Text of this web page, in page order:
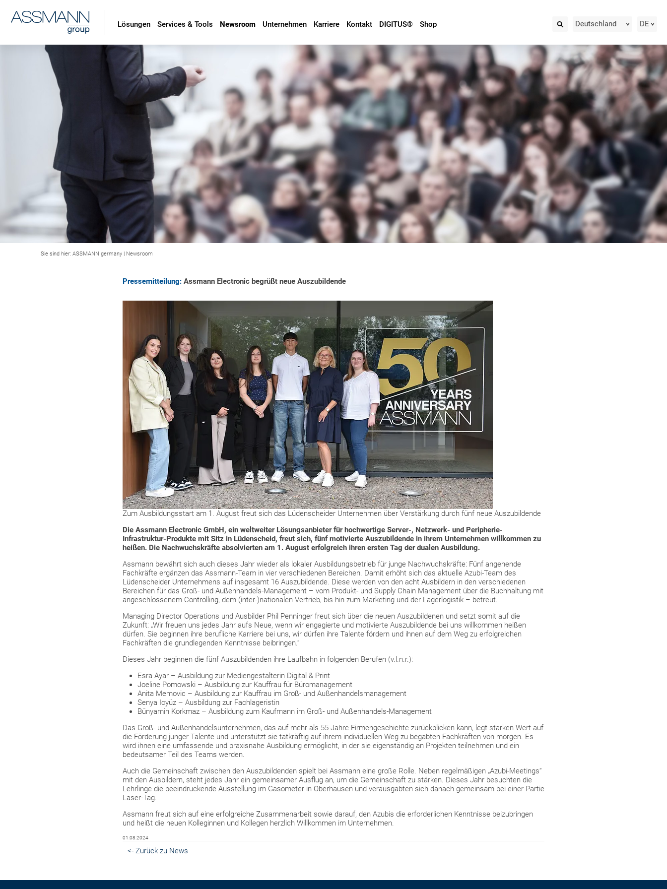
Deutschland DE
Lösungen Services & Tools Newsroom Unternehmen Karriere Kontakt DIGITUS® Shop
Sie sind hier: ASSMANN germany | Newsroom
Pressemitteilung: Assmann Electronic begrüßt neue Auszubildende
Zum Ausbildungsstart am 1. August freut sich das Lüdenscheider Unternehmen über Verstärkung durch fünf neue Auszubildende
Die Assmann Electronic GmbH, ein weltweiter Lösungsanbieter für hochwertige Server-, Netzwerk- und Peripherie-
Infrastruktur-Produkte mit Sitz in Lüdenscheid, freut sich, fünf motivierte Auszubildende in ihrem Unternehmen willkommen zu
heißen. Die Nachwuchskräfte absolvierten am 1. August erfolgreich ihren ersten Tag der dualen Ausbildung.
Assmann bewährt sich auch dieses Jahr wieder als lokaler Ausbildungsbetrieb für junge Nachwuchskräfte: Fünf angehende
Fachkräfte ergänzen das Assmann-Team in vier verschiedenen Bereichen. Damit erhöht sich das aktuelle Azubi-Team des
Lüdenscheider Unternehmens auf insgesamt 16 Auszubildende. Diese werden von den acht Ausbildern in den verschiedenen
Bereichen für das Groß- und Außenhandels-Management – vom Produkt- und Supply Chain Management über die Buchhaltung mit
angeschlossenem Controlling, dem (inter-)nationalen Vertrieb, bis hin zum Marketing und der Lagerlogistik – betreut.
Managing Director Operations und Ausbilder Phil Penninger freut sich über die neuen Auszubildenen und setzt somit auf die
Zukunft: „Wir freuen uns jedes Jahr aufs Neue, wenn wir engagierte und motivierte Auszubildende bei uns willkommen heißen
dürfen. Sie beginnen ihre berufliche Karriere bei uns, wir dürfen ihre Talente fördern und ihnen auf dem Weg zu erfolgreichen
Fachkräften die grundlegenden Kenntnisse beibringen.“
Dieses Jahr beginnen die fünf Auszubildenden ihre Laufbahn in folgenden Berufen (v.l.n.r.):
Esra Ayar – Ausbildung zur Mediengestalterin Digital & Print
Joeline Pomowski – Ausbildung zur Kauffrau für Büromanagement
Anita Memovic – Ausbildung zur Kauffrau im Groß- und Außenhandelsmanagement
Senya Icyüz – Ausbildung zur Fachlageristin
Bünyamin Korkmaz – Ausbildung zum Kaufmann im Groß- und Außenhandels-Management
Das Groß- und Außenhandelsunternehmen, das auf mehr als 55 Jahre Firmengeschichte zurückblicken kann, legt starken Wert auf
die Förderung junger Talente und unterstützt sie tatkräftig auf ihrem individuellen Weg zu begabten Fachkräften von morgen. Es
wird ihnen eine umfassende und praxisnahe Ausbildung ermöglicht, in der sie eigenständig an Projekten teilnehmen und ein
bedeutsamer Teil des Teams werden.
Auch die Gemeinschaft zwischen den Auszubildenden spielt bei Assmann eine große Rolle. Neben regelmäßigen „Azubi-Meetings“
mit den Ausbildern, steht jedes Jahr ein gemeinsamer Ausflug an, um die Gemeinschaft zu stärken. Dieses Jahr besuchten die
Lehrlinge die beeindruckende Ausstellung im Gasometer in Oberhausen und verausgabten sich danach gemeinsam bei einer Partie
Laser-Tag.
Assmann freut sich auf eine erfolgreiche Zusammenarbeit sowie darauf, den Azubis die erforderlichen Kenntnisse beizubringen
und heißt die neuen Kolleginnen und Kollegen herzlich Willkommen im Unternehmen.
01.08.2024
<- Zurück zu News